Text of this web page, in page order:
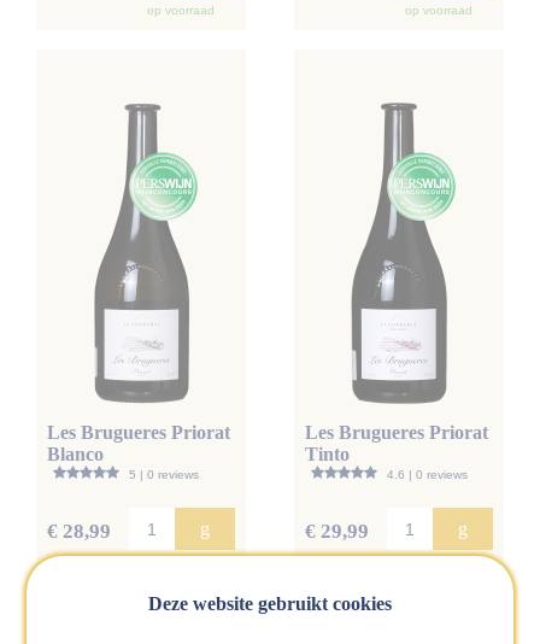
op voorraad op voorraad
Les Brugueres Priorat
Blanco
5 | 0 reviews
€ 28,99 g
Les Brugueres Priorat
Tinto
4.6 | 0 reviews
€ 29,99 g
Deze website gebruikt cookies